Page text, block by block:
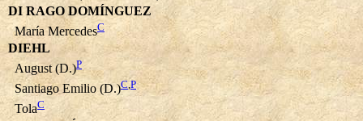
DI RAGO DOMÍNGUEZ
María MercedesC
DIEHL
August (D.)P
Santiago Emilio (D.)C,P
TolaC